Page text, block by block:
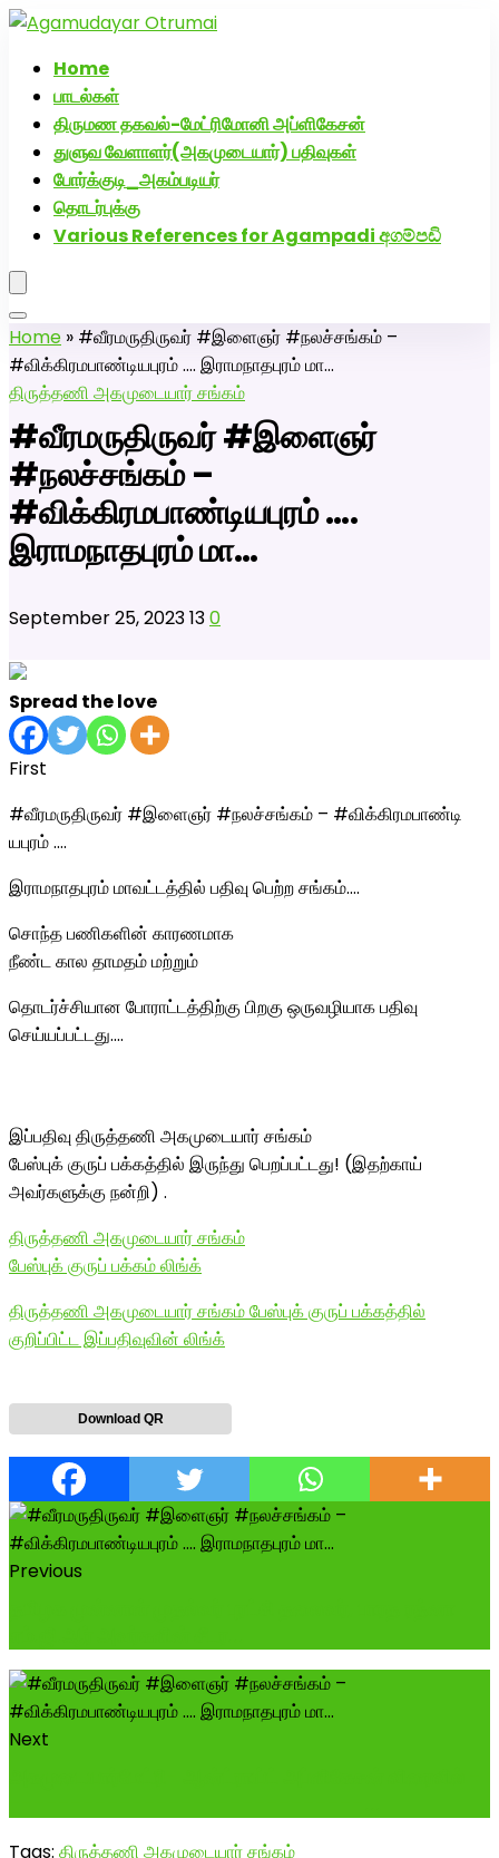
Home
பாடல்கள்
திருமண தகவல்-மேட்ரிமோனி அப்ளிகேசன்
துளுவ வேளாளர்(அகமுடையார்) பதிவுகள்
போர்க்குடி_அகம்படியர்
தொடர்புக்கு
Various References for Agampadi අගම්පඩි
Home » #வீரமருதிருவர் #இளைஞர் #நலச்சங்கம் –
#விக்கிரமபாண்டியபுரம் …. இராமநாதபுரம் மா…
திருத்தணி அகமுடையார் சங்கம்
#வீரமருதிருவர் #இளைஞர்
#நலச்சங்கம் –
#விக்கிரமபாண்டியபுரம் ….
இராமநாதபுரம் மா…
September 25, 2023130
Spread the love
First
#வீரமருதிருவர் #இளைஞர் #நலச்சங்கம் – #விக்கிரமபாண்டி
யபுரம் ….
இராமநாதபுரம் மாவட்டத்தில் பதிவு பெற்ற சங்கம்….
சொந்த பணிகளின் காரணமாக
நீண்ட கால தாமதம் மற்றும்
தொடர்ச்சியான போராட்டத்திற்குபிறகு ஒருவழியாக பதிவு
செய்யப்பட்டது....
இப்பதிவு திருத்தணி அகமுடையார் சங்கம்
பேஸ்புக் குருப் பக்கத்தில் இருந்து பெறப்பட்டது! (இதற்காய்
அவர்களுக்கு நன்றி) .
திருத்தணி அகமுடையார் சங்கம்
பேஸ்புக் குருப் பக்கம் லிங்க்
திருத்தணி அகமுடையார் சங்கம் பேஸ்புக் குருப் பக்கத்தில்
குறிப்பிட்ட இப்பதிவுவின் லிங்க்
Download QR
Previous
Next
Tags: திருத்தணி அகமுடையார் சங்கம்
அகமுடையார் திருமண வரன்களுக்கு அகமுடையார்மேட்ரி-